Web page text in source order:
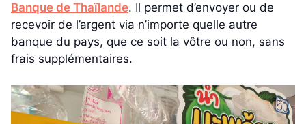
Banque de Thaïlande. Il permet d’envoyer ou de
recevoir de l’argent via n’importe quelle autre
banque du pays, que ce soit la vôtre ou non, sans
frais supplémentaires.